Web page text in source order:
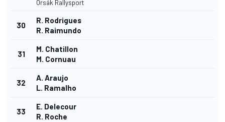
Orsák Rallysport
30
R. Rodrigues
R. Raimundo
31
M. Chatillon
M. Cornuau
32
A. Araujo
L. Ramalho
33
E. Delecour
R. Roche